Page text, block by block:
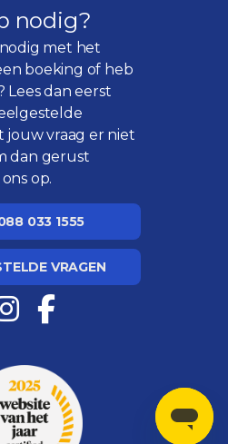
nodig?
met het
boeking of heb
Lees dan eerst
jouw vraag er niet
dan gerust
op.
033 1555
VRAGEN